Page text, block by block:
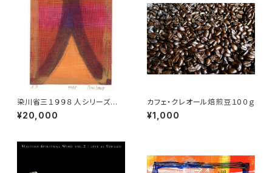
染川省三１９９８ 人シリーズ版
画 3
¥20,000
カフェ・クレオール焙煎豆１0０ｇ
¥1,000